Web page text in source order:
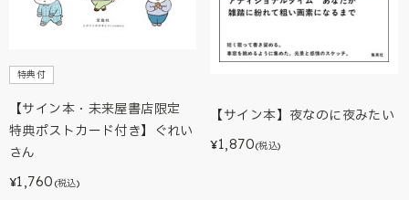
特典付
【サイン本・未来屋書店限定
特典ポストカード付き】ぐれい
さん
¥1,760 (税込)
【サイン本】夜なのに夜みたい
¥1,870(税込)